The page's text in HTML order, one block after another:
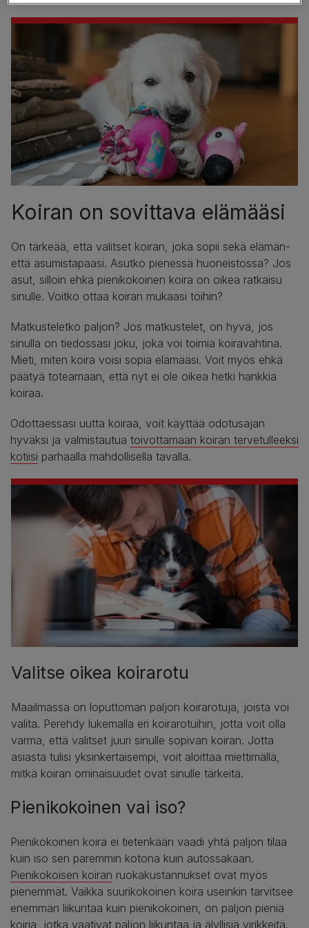
Koiran on sovittava elämääsi
On tärkeää, että valitset koiran, joka sopii sekä elämän-
että asumistapaasi. Asutko pienessä huoneistossa? Jos
asut, silloin ehkä pienikokoinen koira on oikea ratkaisu
sinulle. Voitko ottaa koiran mukaasi töihin?
Matkusteletko paljon? Jos matkustelet, on hyvä, jos
sinulla on tiedossasi joku, joka voi toimia koiravahtina.
Mieti, miten koira voisi sopia elämääsi. Voit myös ehkä
päätyä toteamaan, että nyt ei ole oikea hetki hankkia
koiraa.
Odottaessasi uutta koiraa, voit käyttää odotusajan
hyväksi ja valmistautua toivottamaan koiran tervetulleeksi
kotiisi parhaalla mahdollisella tavalla.
Valitse oikea koirarotu
Maailmassa on loputtoman paljon koirarotuja, joista voi
valita. Perehdy lukemalla eri koirarotuihin, jotta voit olla
varma, että valitset juuri sinulle sopivan koiran. Jotta
asiasta tulisi yksinkertaisempi, voit aloittaa miettimällä,
mitkä koiran ominaisuudet ovat sinulle tärkeitä.
Pienikokoinen vai iso?
Pienikokoinen koira ei tietenkään vaadi yhtä paljon tilaa
kuin iso sen paremmin kotona kuin autossakaan.
Pienikokoisen koiran ruokakustannukset ovat myös
pienemmät. Vaikka suurikokoinen koira useinkin tarvitsee
enemmän liikuntaa kuin pienikokoinen, on paljon pieniä
koiria, jotka vaativat paljon liikuntaa ja älyllisiä virikkeitä.